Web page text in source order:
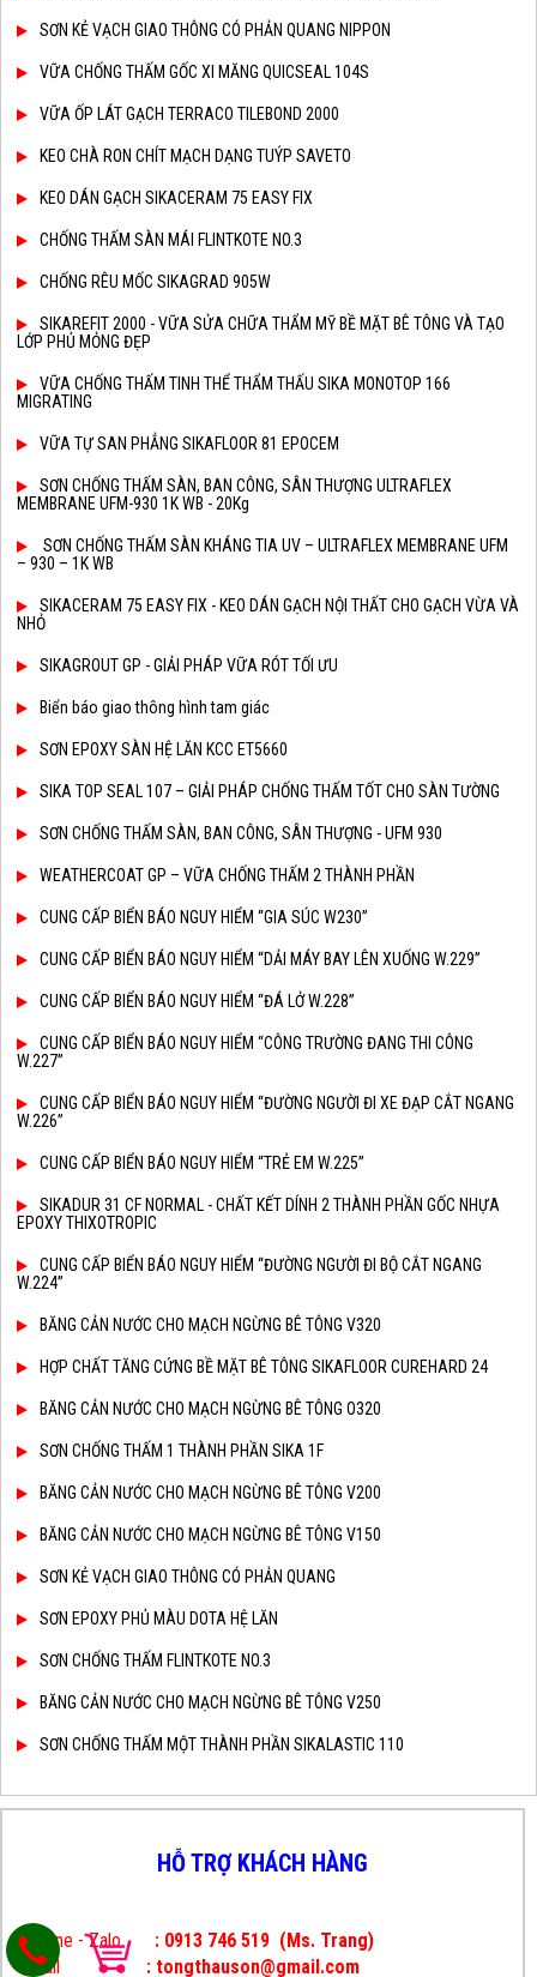
SƠN KẺ VẠCH GIAO THÔNG CÓ PHẢN QUANG NIPPON
VỮA CHỐNG THẤM GỐC XI MĂNG QUICSEAL 104S
VỮA ỐP LÁT GẠCH TERRACO TILEBOND 2000
KEO CHÀ RON CHÍT MẠCH DẠNG TUÝP SAVETO
KEO DÁN GẠCH SIKACERAM 75 EASY FIX
CHỐNG THẤM SÀN MÁI FLINTKOTE NO.3
CHỐNG RÊU MỐC SIKAGRAD 905W
SIKAREFIT 2000 - VỮA SỬA CHỮA THẨM MỸ BỀ MẶT BÊ TÔNG VÀ TẠO
LỚP PHỦ MỎNG ĐẸP
VỮA CHỐNG THẤM TINH THỂ THẨM THẤU SIKA MONOTOP 166
MIGRATING
VỮA TỰ SAN PHẲNG SIKAFLOOR 81 EPOCEM
SƠN CHỐNG THẤM SÀN, BAN CÔNG, SÂN THƯỢNG ULTRAFLEX
MEMBRANE UFM-930 1K WB - 20Kg
SƠN CHỐNG THẤM SÀN KHÁNG TIA UV – ULTRAFLEX MEMBRANE UFM
– 930 – 1K WB
SIKACERAM 75 EASY FIX - KEO DÁN GẠCH NỘI THẤT CHO GẠCH VỪA VÀ
NHỎ
SIKAGROUT GP - GIẢI PHÁP VỮA RÓT TỐI ƯU
Biển báo giao thông hình tam giác
SƠN EPOXY SÀN HỆ LĂN KCC ET5660
SIKA TOP SEAL 107 – GIẢI PHÁP CHỐNG THẤM TỐT CHO SÀN TƯỜNG
SƠN CHỐNG THẤM SÀN, BAN CÔNG, SÂN THƯỢNG - UFM 930
WEATHERCOAT GP – VỮA CHỐNG THẤM 2 THÀNH PHẦN
CUNG CẤP BIỂN BÁO NGUY HIỂM “GIA SÚC W230”
CUNG CẤP BIỂN BÁO NGUY HIỂM “DẢI MÁY BAY LÊN XUỐNG W.229”
CUNG CẤP BIỂN BÁO NGUY HIỂM “ĐÁ LỞ W.228”
CUNG CẤP BIỂN BÁO NGUY HIỂM “CÔNG TRƯỜNG ĐANG THI CÔNG
W.227”
CUNG CẤP BIỂN BÁO NGUY HIỂM “ĐƯỜNG NGƯỜI ĐI XE ĐẠP CẮT NGANG
W.226”
CUNG CẤP BIỂN BÁO NGUY HIỂM “TRẺ EM W.225”
SIKADUR 31 CF NORMAL - CHẤT KẾT DÍNH 2 THÀNH PHẦN GỐC NHỰA
EPOXY THIXOTROPIC
CUNG CẤP BIỂN BÁO NGUY HIỂM “ĐƯỜNG NGƯỜI ĐI BỘ CẮT NGANG
W.224”
BĂNG CẢN NƯỚC CHO MẠCH NGỪNG BÊ TÔNG V320
HỢP CHẤT TĂNG CỨNG BỀ MẶT BÊ TÔNG SIKAFLOOR CUREHARD 24
BĂNG CẢN NƯỚC CHO MẠCH NGỪNG BÊ TÔNG O320
SƠN CHỐNG THẤM 1 THÀNH PHẦN SIKA 1F
BĂNG CẢN NƯỚC CHO MẠCH NGỪNG BÊ TÔNG V200
BĂNG CẢN NƯỚC CHO MẠCH NGỪNG BÊ TÔNG V150
SƠN KẺ VẠCH GIAO THÔNG CÓ PHẢN QUANG
SƠN EPOXY PHỦ MÀU DOTA HỆ LĂN
SƠN CHỐNG THẤM FLINTKOTE NO.3
BĂNG CẢN NƯỚC CHO MẠCH NGỪNG BÊ TÔNG V250
SƠN CHỐNG THẤM MỘT THÀNH PHẦN SIKALASTIC 110
HỖ TRỢ KHÁCH HÀNG
Hotline - Zalo : 0913 746 519 (Ms. Trang)
Email : tongthauson@gmail.com